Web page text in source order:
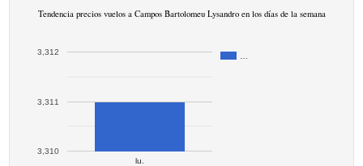
Tendencia precios vuelos a Campos Bartolomeu Lysandro en los días de la semana
lu.
3,310
3,311
3,312